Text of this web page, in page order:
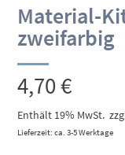
Material-
zweifarbig
4,70€
Enthält 19% MwSt.
Lieferzeit: ca. 3-5 Werktage